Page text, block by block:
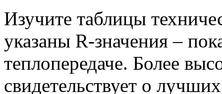
Изучите таблицы
указаны R-значения –
теплопередаче. Более
свидетельствует о